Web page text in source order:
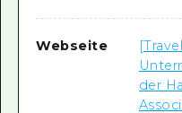
Webseite
der